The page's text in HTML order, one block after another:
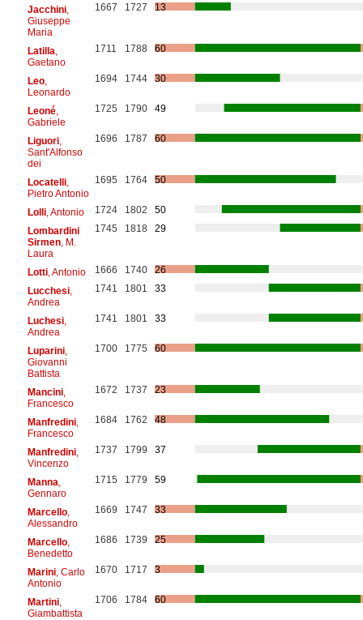
Jacchini,
Giuseppe
Maria
1667 1727 13
Latilla
Gaetano
1711 1788 60
Leo,
Leonardo
1694 1744 30
Leoné,
Gabriele
1725 1790 49
Liguori,
Sant'Alfonso
dei
1696 1787 60
Locatelli,
Pietro Antonio
1695 1764 50
Lolli, Antonio 1724 1802
50
Lombardini
Sirmen, M.
Laura
1745 1818 29
Lotti, Antonio 1666 1740
26
Lucchesi,
Andrea
1741 1801 33
Luchesi,
Andrea
1741 1801 33
Luparini,
Giovanni
Battista
1700 1775 60
Mancini,
Francesco
1672 1737 23
Manfredini,
Francesco
1684 1762 48
Manfredini,
Vincenzo
1737 1799 37
Manna
Gennaro
1715 1779 59
Marcello,
Alessandro
1669 1747 33
Marcello,
Benedetto
1686 1739 25
Marini, Carlo
Antonio
1670 1717 3
Martini,
Giambattista
1706 1784 60